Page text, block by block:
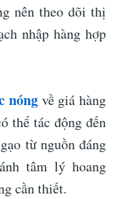
nên theo dõi thị
nhập hàng hợp
nóng về giá hàng
thể tác động đến
từ nguồn đáng
tâm lý hoang
cần thiết.